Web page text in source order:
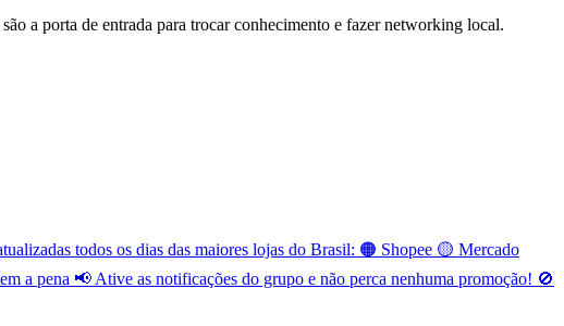
a porta de entrada para trocar conhecimento e fazer networking local.
todos os dias das maiores lojas do Brasil: 🟠 Shopee 🟡 Mercado
a pena 📢 Ative as notificações do grupo e não perca nenhuma promoção! 🚫